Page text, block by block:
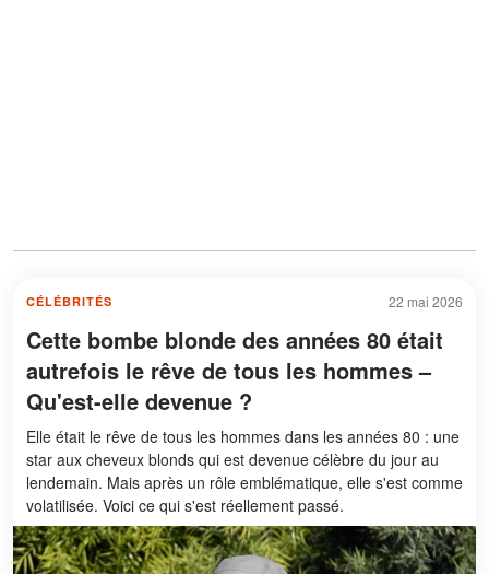
22 mai 2026
CÉLÉBRITÉS
Cette bombe blonde des années 80 était
autrefois le rêve de tous les hommes –
Qu'est-elle devenue ?
Elle était le rêve de tous les hommes dans les années 80 : une
star aux cheveux blonds qui est devenue célèbre du jour au
lendemain. Mais après un rôle emblématique, elle s'est comme
volatilisée. Voici ce qui s'est réellement passé.